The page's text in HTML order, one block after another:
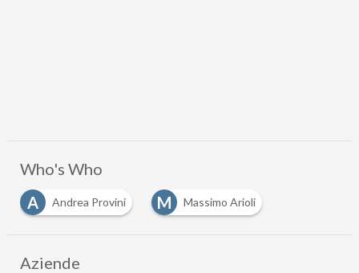
Who's Who
A
Andrea Provini M Massimo Arioli
Aziende